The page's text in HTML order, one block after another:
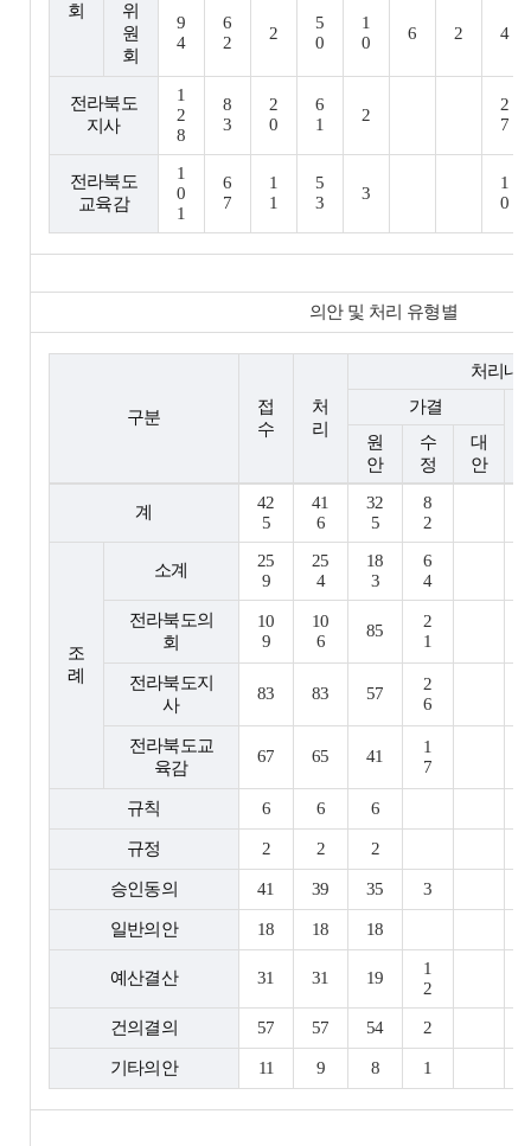
회
위
원
회
9
4
6
2
2
5
0
1
0
6 2 4
전라북도
지사
1
2
8
8
3
2
0
6
1
2
2
7
전라북도
교육감
1
0
1
6
7
1
1
5
3
3
1
0
의안 및 처리 유형별
구분
접
수
처
리
처리내
가결
원
안
수
정
대
안
계
42
5
41
6
32
5
8
2
조
례
소계
25
9
25
4
18
3
6
4
전라북도의
회
10
9
10
6
85
2
1
전라북도지
사
83 83 57
2
6
전라북도교
육감
67 65 41
1
7
규칙 6 6 6
규정 2 2 2
승인동의 41 39 35 3
일반의안 18 18 18
예산결산 31 31 19
1
2
건의결의 57 57 54 2
기타의안 11 9 8 1